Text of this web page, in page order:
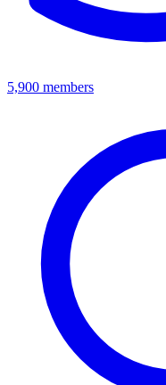
5,900 members